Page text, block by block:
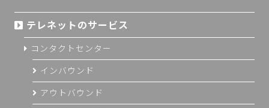
テレネットのサービス
コンタクトセンター
インバウンド
アウトバウンド